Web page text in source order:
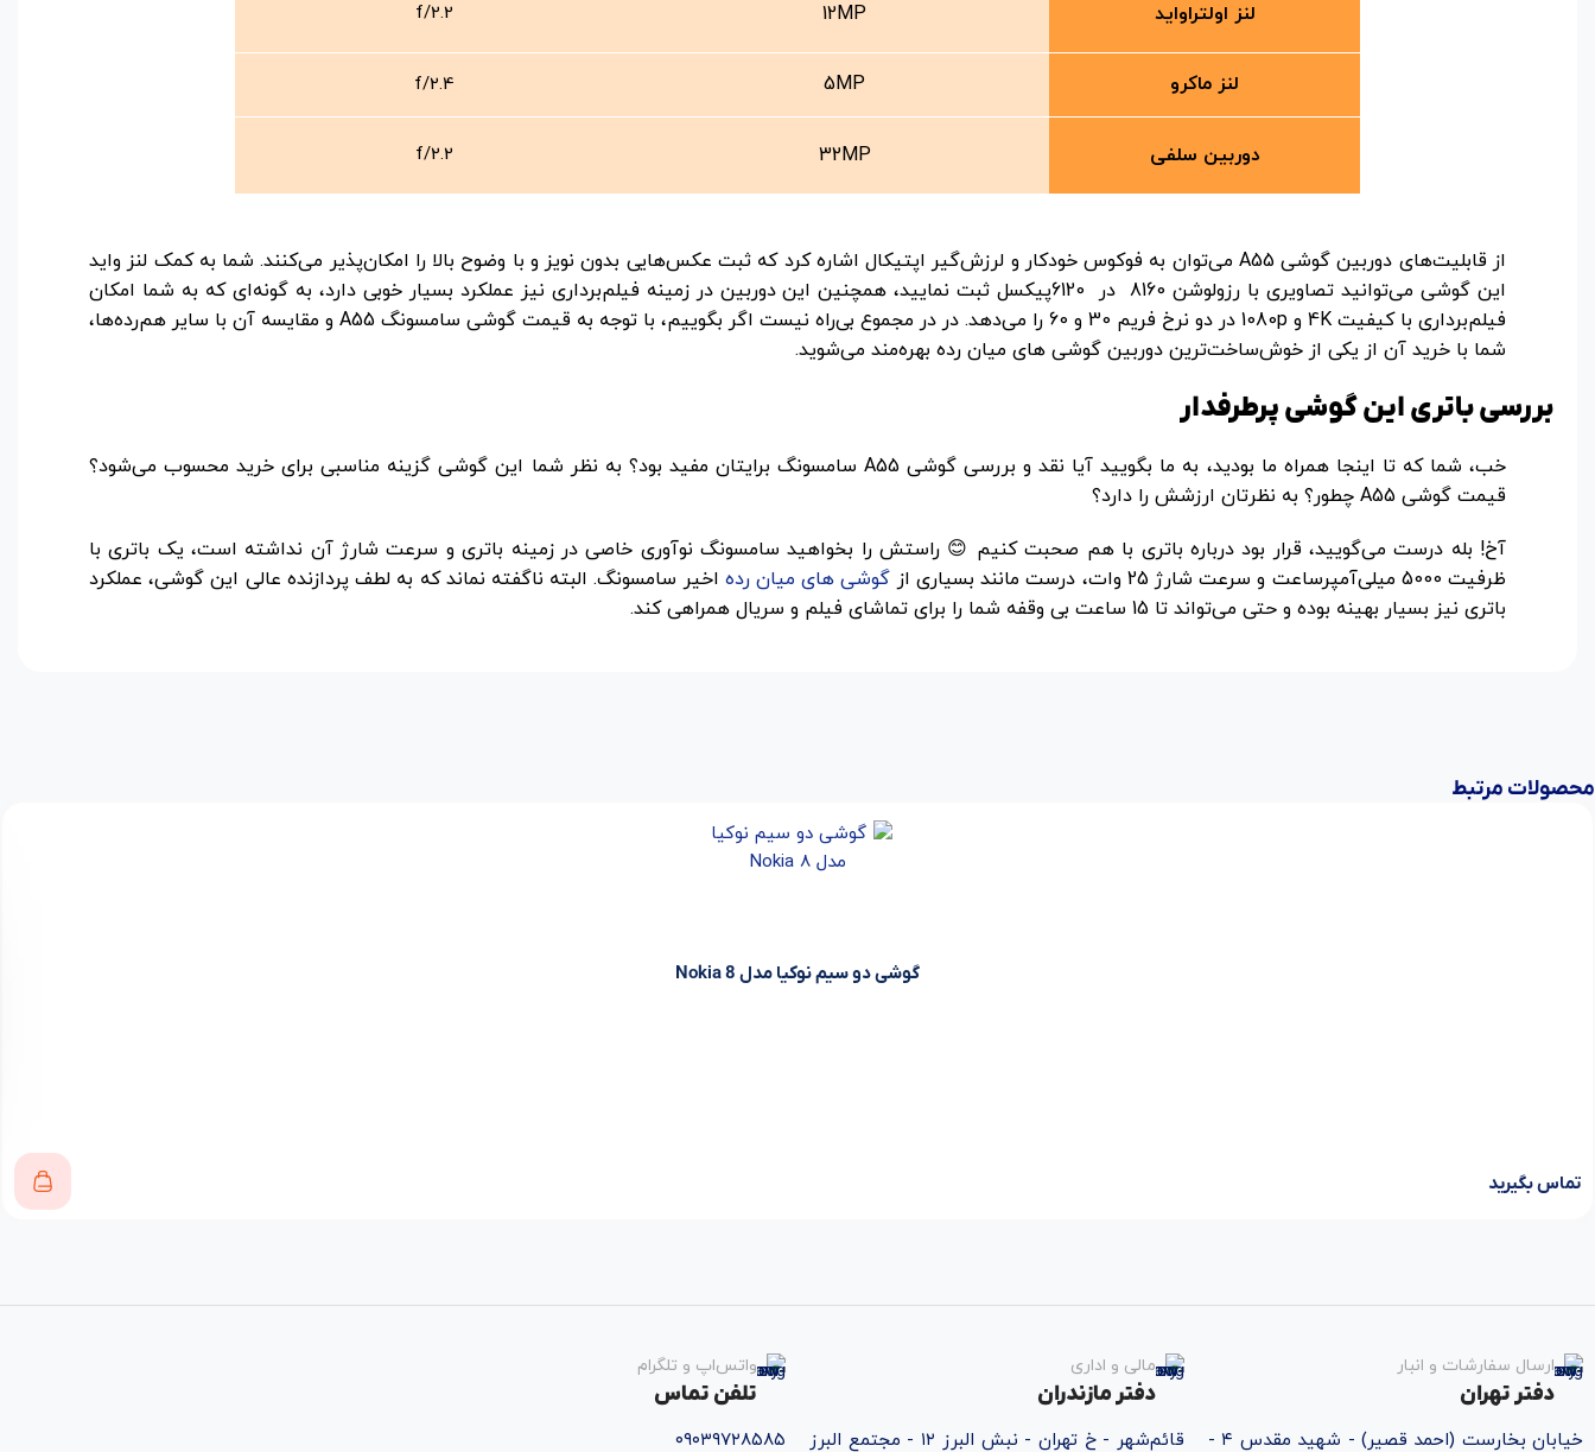
لنز اولتراواید 12MP
لنز ماکرو 5MP
دوربین سلفی 32MP
از قابلیت‌های دوربین گوشی A55 می‌توان به فوکوس خودکار و لرزش‌گیر اپتیکال اشاره کرد که ثبت عکس‌هایی بدون نویز و با وضوح بالا را امکان‌پذیر می‌کنند. شما به کمک لنز واید
این گوشی می‌توانید تصاویری با رزولوشن 8160 در 6120پیکسل ثبت نمایید، همچنین این دوربین در زمینه فیلم‌برداری نیز عملکرد بسیار خوبی دارد، به گونه‌ای که به شما امکان
فیلم‌برداری با کیفیت 4K و 1080p در دو نرخ فریم 30 و 60 را می‌دهد. در در مجموع بی‌راه نیست اگر بگوییم، با توجه به قیمت گوشی سامسونگ A55 و مقایسه آن با سایر هم‌رده‌ها،
شما با خرید آن از یکی از خوش‌ساخت‌ترین دوربین گوشی های میان رده بهره‌مند می‌شوید.
بررسی باتری این گوشی پرطرفدار
خب، شما که تا اینجا همراه ما بودید، به ما بگویید آیا نقد و بررسی گوشی A55 سامسونگ برایتان مفید بود؟ به نظر شما این گوشی گزینه مناسبی برای خرید محسوب می‌شود؟
قیمت گوشی A55 چطور؟ به نظرتان ارزشش را دارد؟
آخ! بله درست می‌گویید، قرار بود درباره باتری با هم صحبت کنیم 😊 راستش را بخواهید سامسونگ نوآوری خاصی در زمینه باتری و سرعت شارژ آن نداشته است، یک باتری با
ظرفیت 5000 میلی‌آمپرساعت و سرعت شارژ 25 وات، درست مانند بسیاری از
گوشی های میان رده اخیر سامسونگ. البته ناگفته نماند که به لطف پردازنده عالی این گوشی، عملکرد
باتری نیز بسیار بهینه بوده و حتی می‌تواند تا 15 ساعت بی وقفه شما را برای تماشای فیلم و سریال همراهی کند.
محصولات مرتبط
گوشی دو سیم نوکیا مدل Nokia 8
تماس بگیرید
ارسال سفارشات و انبار
دفتر تهران
خیابان بخارست (احمد قصیر) - شهید مقدس ۴ -
مالی و اداری
دفتر مازندران
قائم‌شهر - خ تهران - نبش البرز ۱۲ - مجتمع البرز
واتس‌اپ و تلگرام
تلفن تماس
۰۹۰۳۹۷۲۸۵۸۵